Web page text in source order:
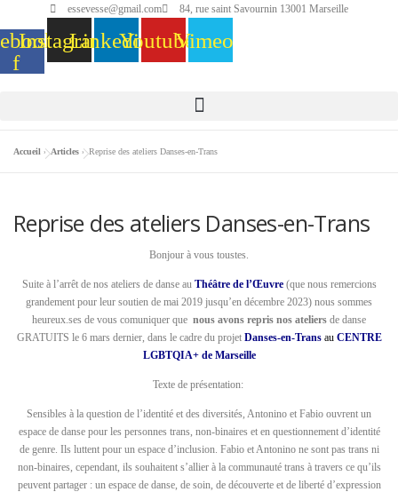
essevesse@gmail.com 84, rue saint Savournin 13001 Marseille
f
InstagramLinkedinYoutubeVimeo
Accueil »Articles »Reprise des ateliers Danses-en-Trans
Reprise des ateliers Danses-en-Trans
Bonjour à vous toustes.
Suite à l’arrêt de nos ateliers de danse au Théâtre de l’Œuvre (que nous remercions
grandement pour leur soutien de mai 2019 jusqu’en décembre 2023) nous sommes
heureux.ses de vous comuniquer que nous avons repris nos ateliers de danse
GRATUITS le 6 mars dernier, dans le cadre du projet Danses-en-Trans au CENTRE
LGBTQIA+ de Marseille
Texte de présentation:
Sensibles à la question de l’identité et des diversités, Antonino et Fabio ouvrent un
espace de danse pour les personnes trans, non-binaires et en questionnement d’identité
de genre. Ils luttent pour un espace d’inclusion. Fabio et Antonino ne sont pas trans ni
non-binaires, cependant, ils souhaitent s’allier à la communauté trans à travers ce qu’ils
peuvent partager : un espace de danse, de soin, de découverte et de liberté d’expression